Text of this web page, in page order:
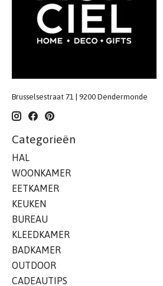
Brusselsestraat 71 | 9200 Dendermonde
Categorieën
HAL
WOONKAMER
EETKAMER
KEUKEN
BUREAU
KLEEDKAMER
BADKAMER
OUTDOOR
CADEAUTIPS